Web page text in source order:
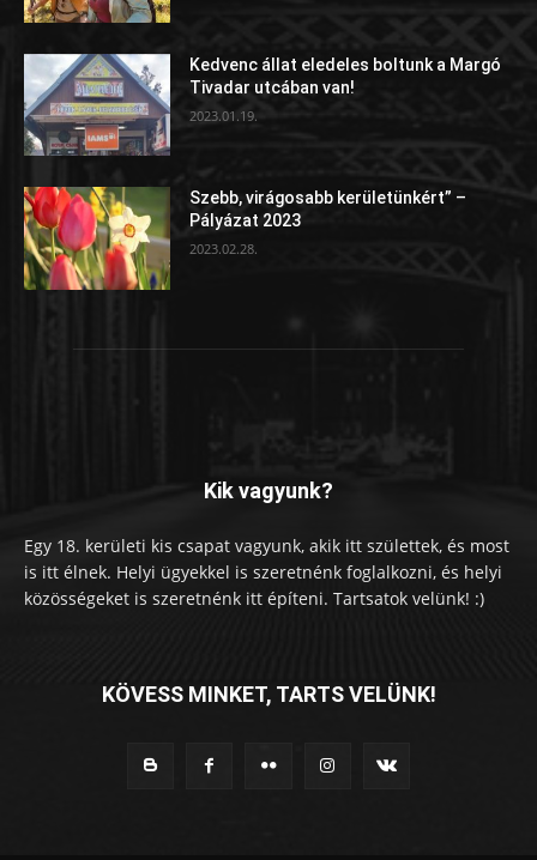
Kedvenc állat eledeles boltunk a Margó
Tivadar utcában van!
2023.01.19.
Szebb, virágosabb kerületünkért” –
Pályázat 2023
2023.02.28.
Kik vagyunk?
Egy 18. kerületi kis csapat vagyunk, akik itt születtek, és most
is itt élnek. Helyi ügyekkel is szeretnénk foglalkozni, és helyi
közösségeket is szeretnénk itt építeni. Tartsatok velünk! :)
KÖVESS MINKET, TARTS VELÜNK!